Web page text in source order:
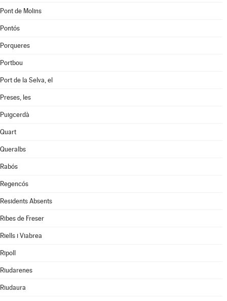
Pont de Molins
Pontós
Porqueres
Portbou
Port de la Selva, el
Preses, les
Puigcerdà
Quart
Queralbs
Rabós
Regencós
Residents Absents
Ribes de Freser
Riells i Viabrea
Ripoll
Riudarenes
Riudaura